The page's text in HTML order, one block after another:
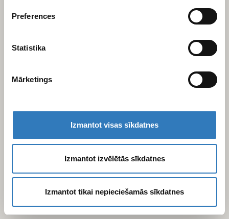
apvienot ar citu informāciju, ko viņiem sniedzat vai ko
Preferences
Statistika
Mārketings
Izmantot visas sīkdatnes
Izmantot izvēlētās sīkdatnes
Izmantot tikai nepieciešamās sīkdatnes